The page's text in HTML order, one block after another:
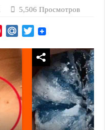
5,506 Просмотров
e
r
s
M
.
R
u
T
t
t
e
r